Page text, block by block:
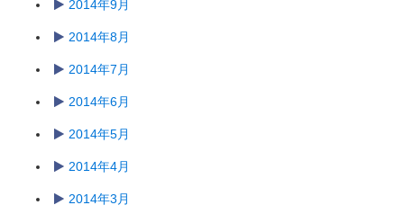
2014年9月
2014年8月
2014年7月
2014年6月
2014年5月
2014年4月
2014年3月